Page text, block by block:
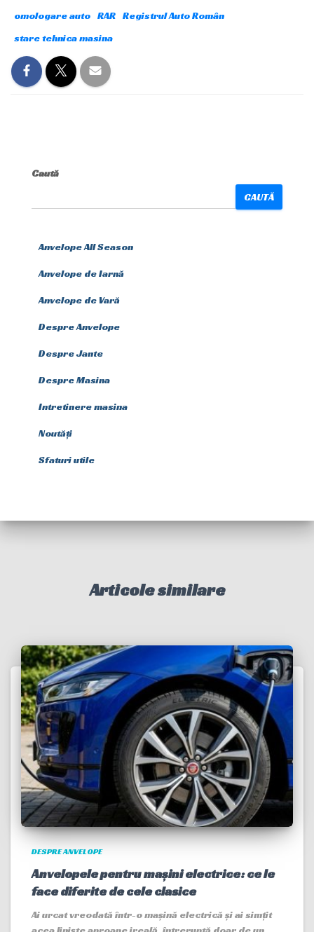
omologare auto RAR Registrul Auto Român
stare tehnica masina
Caută
CAUTĂ
Anvelope All Season
Anvelope de Iarnă
Anvelope de Vară
Despre Anvelope
Despre Jante
Despre Masina
Intretinere masina
Noutăți
Sfaturi utile
Articole similare
DESPRE ANVELOPE
Anvelopele pentru mașini electrice: ce le
face diferite de cele clasice
Ai urcat vreodată într-o mașină electrică și ai simțit